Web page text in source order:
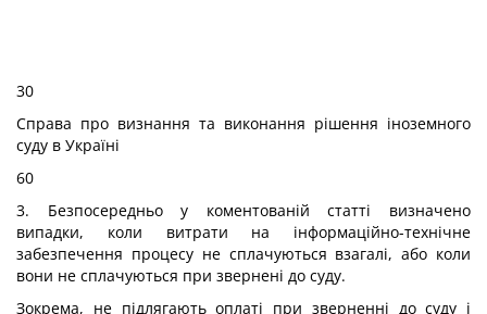
30
Справа про визнання та виконання рішення іноземного
суду в Україні
60
3. Безпосередньо у коментованій статті визначено
випадки, коли витрати на інформаційно-технічне
забезпечення процесу не сплачуються взагалі, або коли
вони не сплачуються при звернені до суду.
Зокрема, не підлягають оплаті при зверненні до суду і